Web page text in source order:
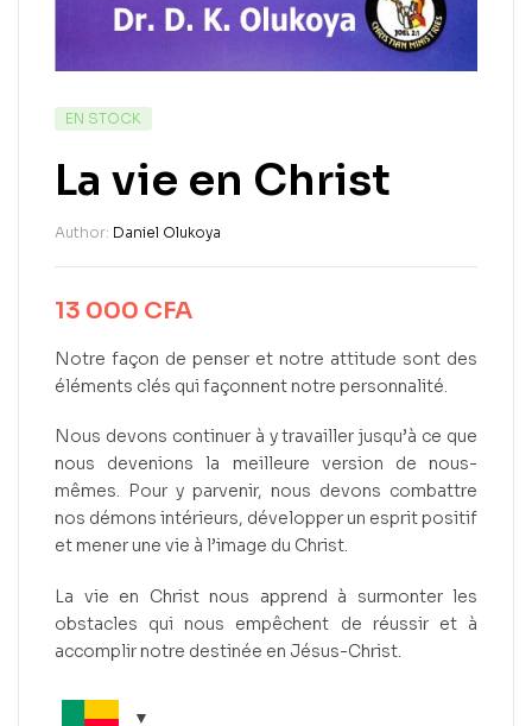
EN STOCK
La vie en Christ
Author: Daniel Olukoya
13 000 CFA
Notre façon de penser et notre attitude sont des
éléments clés qui façonnent notre personnalité.
Nous devons continuer à y travailler jusqu’à ce que
nous devenions la meilleure version de nous-
mêmes. Pour y parvenir, nous devons combattre
nos démons intérieurs, développer un esprit positif
et mener une vie à l’image du Christ.
La vie en Christ nous apprend à surmonter les
obstacles qui nous empêchent de réussir et à
accomplir notre destinée en Jésus-Christ.